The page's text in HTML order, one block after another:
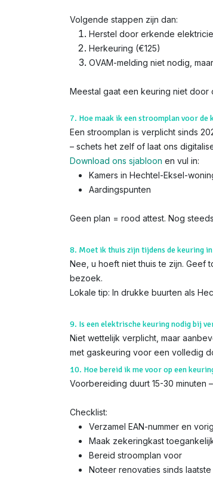
Volgende stappen zijn dan:
Herstel door erkende
Herkeuring (€125)
OVAM-melding niet nodig,
Meestal gaat een keuring niet door
7. Hoe maak ik een stroomplan voor de
Een stroomplan is verplicht sinds
– schets het zelf of laat ons
Download ons sjabloon en vul in:
Kamers in Hechtel-Eksel-
Aardingspunten
Geen plan = rood attest. Nog
8. Moet ik thuis zijn tijdens de keuring
Nee, u hoeft niet thuis te zijn. Geef
bezoek.
Lokale tip: In drukke buurten als
9. Is een elektrische keuring nodig bij
Niet wettelijk verplicht, maar
met gaskeuring voor een volledig
10. Hoe bereid ik me voor op een
Voorbereiding duurt 15-30 minuten
Checklist:
Verzamel EAN-nummer en
Maak zekeringkast
Bereid stroomplan voor
Noteer renovaties sinds